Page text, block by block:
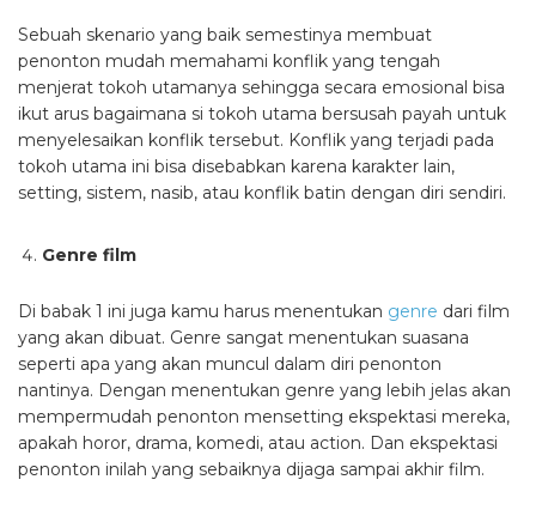
Sebuah skenario yang baik semestinya membuat
penonton mudah memahami konflik yang tengah
menjerat tokoh utamanya sehingga secara emosional bisa
ikut arus bagaimana si tokoh utama bersusah payah untuk
menyelesaikan konflik tersebut. Konflik yang terjadi pada
tokoh utama ini bisa disebabkan karena karakter lain,
setting, sistem, nasib, atau konflik batin dengan diri sendiri.
Genre film
Di babak 1 ini juga kamu harus menentukan genre dari film
yang akan dibuat. Genre sangat menentukan suasana
seperti apa yang akan muncul dalam diri penonton
nantinya. Dengan menentukan genre yang lebih jelas akan
mempermudah penonton mensetting ekspektasi mereka,
apakah horor, drama, komedi, atau action. Dan ekspektasi
penonton inilah yang sebaiknya dijaga sampai akhir film.